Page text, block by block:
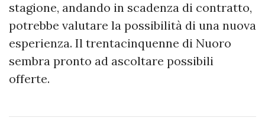
stagione, andando in scadenza di contratto,
potrebbe valutare la possibilità di una nuova
esperienza. Il trentacinquenne di Nuoro
sembra pronto ad ascoltare possibili
offerte.